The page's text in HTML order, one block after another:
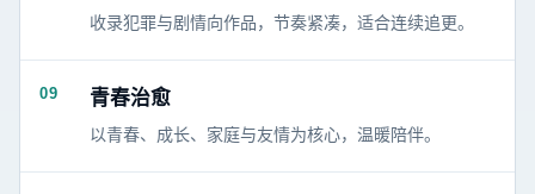
收录犯罪与剧情向作品，节奏紧凑，适合连续追更。
09 青春治愈
以青春、成长、家庭与友情为核心，温暖陪伴。